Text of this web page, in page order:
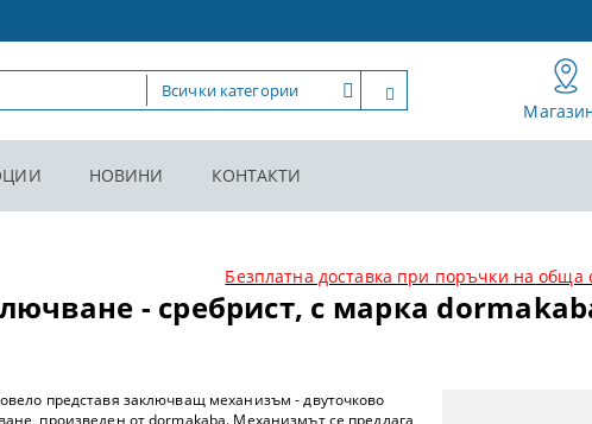
НОВИНИ КОНТАКТИ
Безплатна доставка при поръчки на обща
- сребрист, с марка
представя заключващ механизъм - двуточково
произведен от dormakaba. Механизмът се предлага